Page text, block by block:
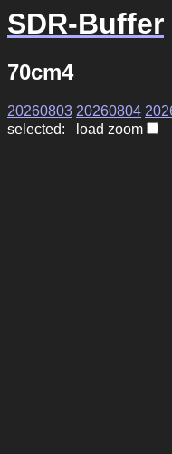
SDR-Buffer
70cm4
20260803 20260804
selected: load zoom